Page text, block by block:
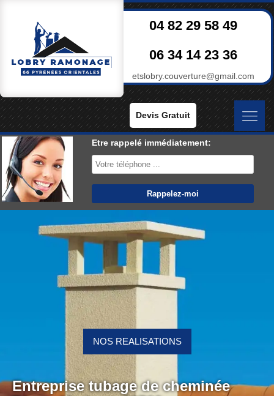
04 82 29 58 49
06 34 14 23 36
etslobry.couverture@gmail.com
Devis Gratuit
Etre rappelé immédiatement:
Entreprise tubage de cheminée
NOS REALISATIONS